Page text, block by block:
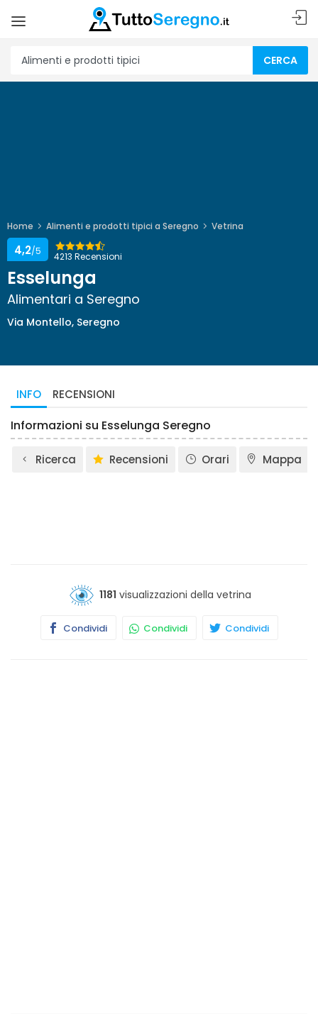
CERCA
Home Alimenti e prodotti tipici a Seregno Vetrina
4213 Recensioni
4,2/5
Esselunga
Alimentari a Seregno
Via Montello, Seregno
INFO RECENSIONI
Informazioni su Esselunga Seregno
Ricerca Recensioni Orari Mappa
1181 visualizzazioni della vetrina
Condividi Condividi Condividi